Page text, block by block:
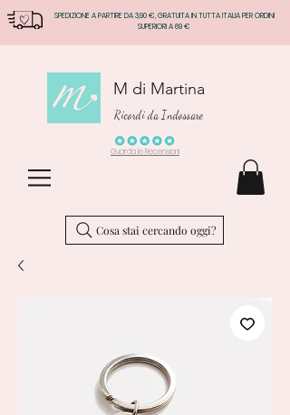
SPEDIZIONE A PARTIRE DA 3,90 €, GRATUITA IN TUTTA ITALIA PER ORDINI
SUPERIORI A 69 €
M di Martina
Ricordi da Indossare
Guarda le Recensioni
Cosa stai cercando oggi?